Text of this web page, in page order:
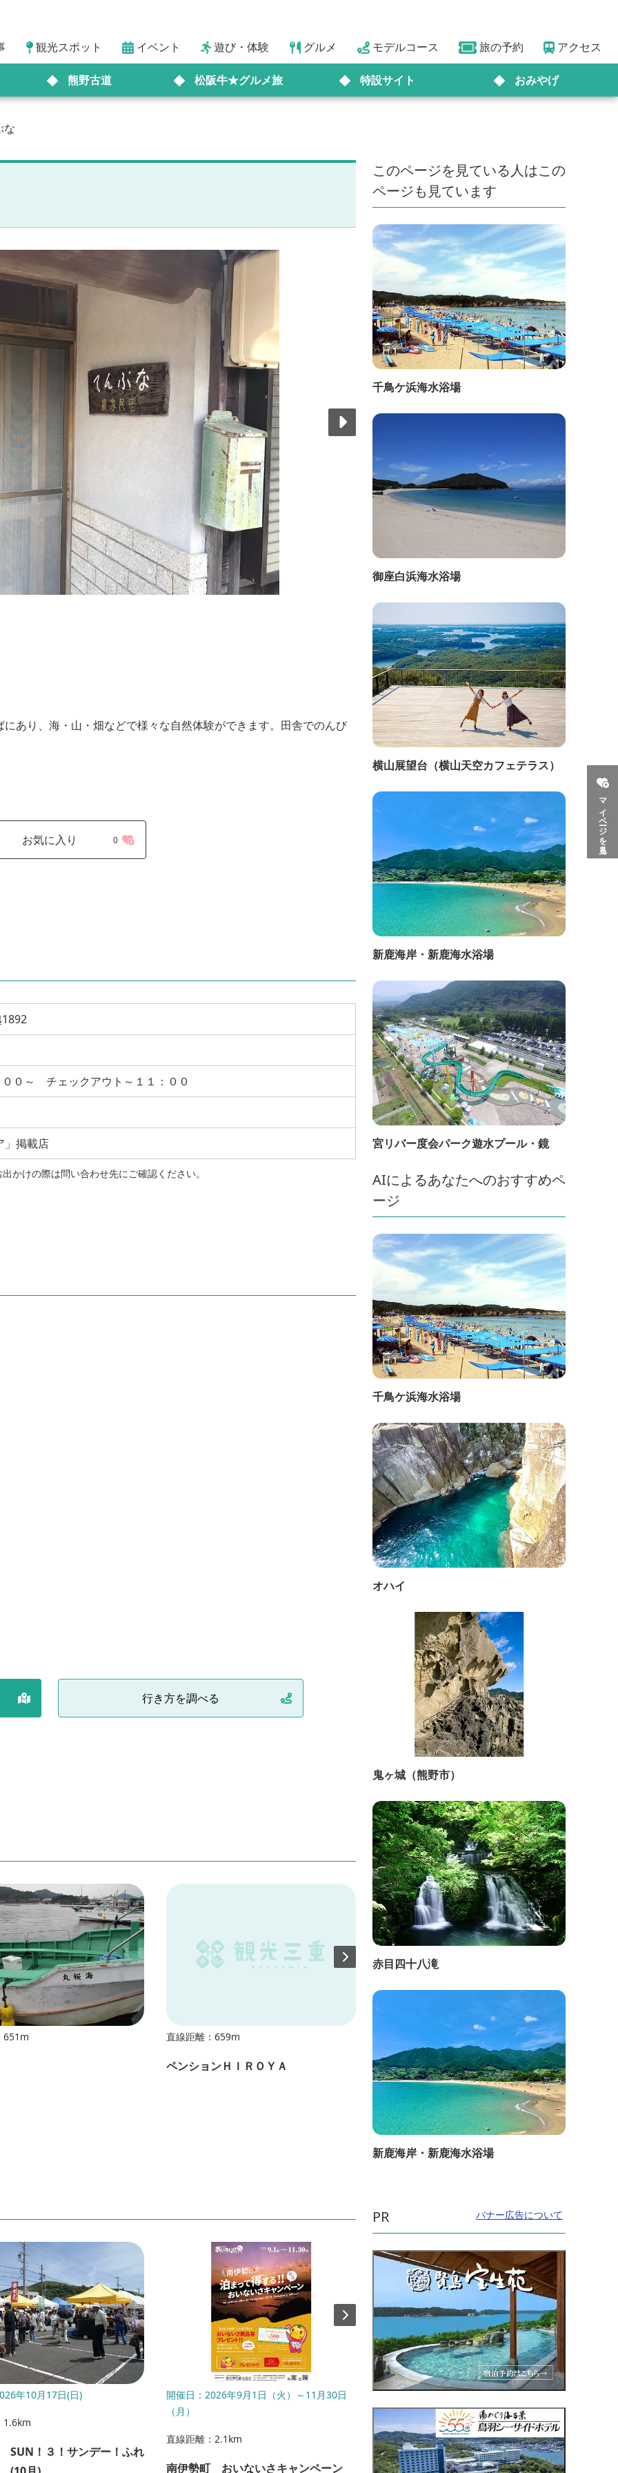
観光スポット イベント 遊び・体験 グルメ モデルコース 旅の予約 アクセス
熊野古道 松阪牛★グルメ旅 特設サイト おみやげ
マイページを見る
な
あり、海・山・畑などで様々な自然体験ができます。田舎でのんび
お気に入り 0
０～ チェックアウト～１１：００
」掲載店
かけの際は問い合わせ先にご確認ください。
行き方を調べる
651m 直線距離：659m
ペンションＨＩＲＯＹＡ HIROYA
年10月17日(日)
1.6km
SUN！３！サンデー！ふれ
開催日：2026年9月1日（火）～11月30日
（月）
直線距離：2.1km
南伊勢町 おいないさキャンペーン
開催日：7月25日、31日、8月1日、7日、8
日、11日、12...
直線距離：10.9km
NIGHT POOL WATARAI
このページを見ている人はこの
ページも見ています
千鳥ケ浜海水浴場
御座白浜海水浴場
横山展望台（横山天空カフェテラス）
新鹿海岸・新鹿海水浴場
宮リバー度会パーク遊水プール・鏡
AIによるあなたへのおすすめペ
ージ
千鳥ケ浜海水浴場
オハイ
鬼ヶ城（熊野市）
赤目四十八滝
新鹿海岸・新鹿海水浴場
PR バナー広告について